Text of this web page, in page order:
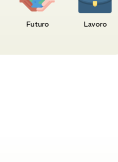
Futuro Lavoro